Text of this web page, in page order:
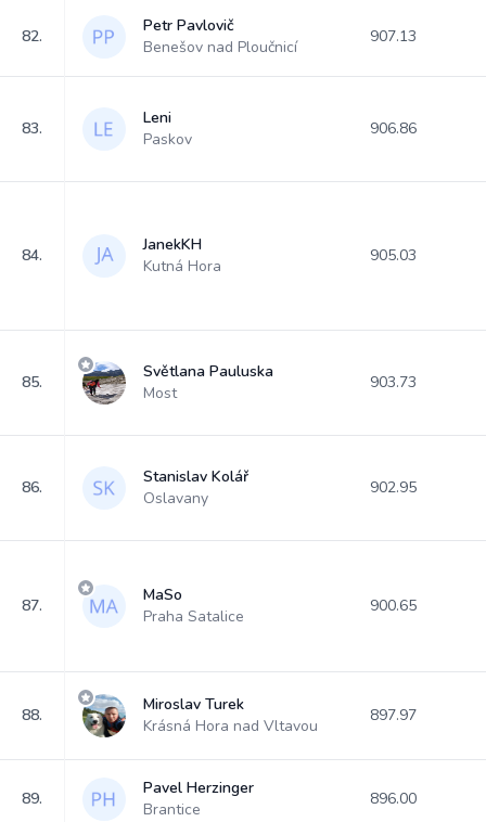
82.
Petr Pavlovič
Benešov nad Ploučnicí
907.13
83.
Leni
Paskov
906.86
84.
JanekKH
Kutná Hora
905.03
85.
Světlana Pauluska
Most
903.73
86.
Stanislav Kolář
Oslavany
902.95
87.
MaSo
Praha Satalice
900.65
88.
Miroslav Turek
Krásná Hora nad Vltavou
897.97
89.
Pavel Herzinger
Brantice
896.00